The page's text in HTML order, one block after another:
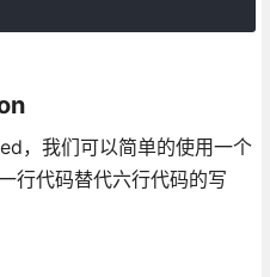
，我们可以简单的使用一个
行代码替代六行代码的写